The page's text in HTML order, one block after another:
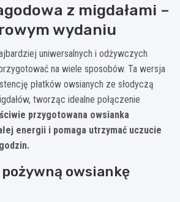
z migdałami –
wydaniu
uniwersalnych i odżywczych
na wiele sposobów. Ta wersja
płatków owsianych ze słodyczą
tworząc idealne połączenie
przygotowana owsianka
energii i pomaga utrzymać uczucie
owsiankę